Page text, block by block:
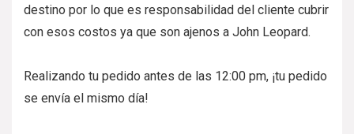
destino por lo que es responsabilidad del cliente cubrir
con esos costos ya que son ajenos a John Leopard.
Realizando tu pedido antes de las 12:00 pm, ¡tu pedido
se envía el mismo día!